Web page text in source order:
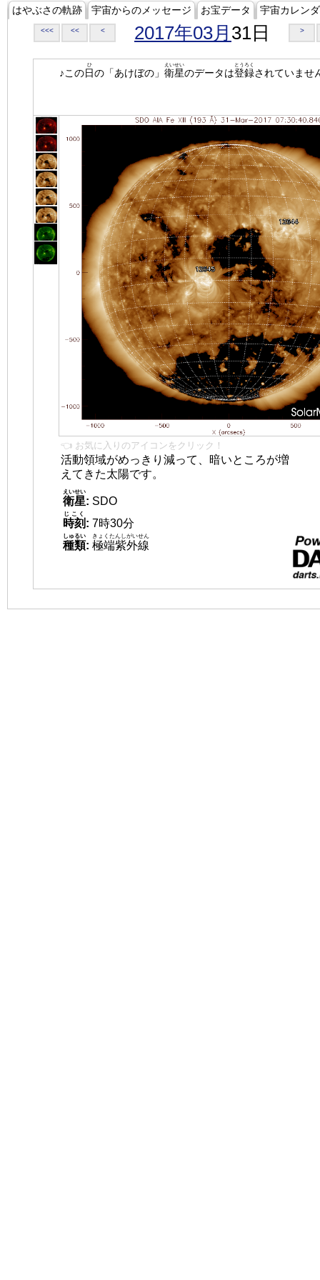
はやぶさの軌跡 宇宙からのメッセージ お宝データ 宇宙カレン
<<< << < 2017年03月 31日 >
♪この日
ひ
の「あけぼの」 衛星
えいせい
のデータは登録
とうろく
されていませ
👈 お気に入りのアイコンをクリック！
活動領域がめっきり減って、暗いところが増
えてきた太陽です。
衛星
えいせい
: SDO
時刻
じこく
: 7時30分
種類
しゅるい
: 極端紫外線
きょくたんしがいせん